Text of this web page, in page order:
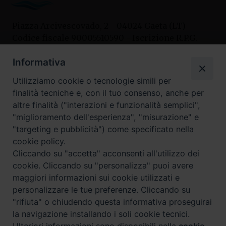
Contatti
Curia
Tel. 0771.740341
Palazzo De Vio
Tel. 0771.464088
I nostri social
Informativa
Utilizziamo cookie o tecnologie simili per
finalità tecniche e, con il tuo consenso, anche per
altre finalità ("interazioni e funzionalità semplici",
"miglioramento dell'esperienza", "misurazione" e
"targeting e pubblicità") come specificato nella
cookie policy.
Cliccando su "accetta" acconsenti all'utilizzo dei
cookie. Cliccando su "personalizza" puoi avere
maggiori informazioni sui cookie utilizzati e
personalizzare le tue preferenze. Cliccando su
"rifiuta" o chiudendo questa informativa proseguirai
la navigazione installando i soli cookie tecnici.